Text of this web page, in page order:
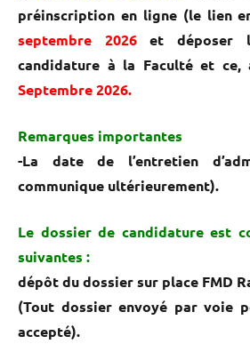
préinscription en ligne (le lien
septembre 2026et déposer
candidature à la Faculté et
Septembre 2026.
Remarques importantes
-La date de l’entretien
communique ultérieurement).
Le dossier de candidature est
suivantes :
dépôt du dossier sur place FMD
(Tout dossier envoyé par voie
accepté).